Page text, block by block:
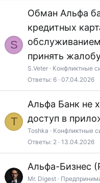
S
Обман Альфа
кредитных
принять
S.Veter
Конфликтные
Ответы 6 07.04.2026
T
Альфа Банк не
доступ в
Toshka
Конфликтные
Ответы 2 13.04.2026
Альфа-Бизнес
Mr. Digest